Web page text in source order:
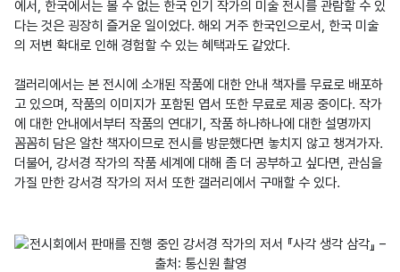
에서, 한국에서는 볼 수 없는 한국 인기 작가의 미술 전시를 관람할 수 있
다는 것은 굉장히 즐거운 일이었다. 해외 거주 한국인으로서, 한국 미술
의 저변 확대로 인해 경험할 수 있는 혜택과도 같았다.
갤러리에서는 본 전시에 소개된 작품에 대한 안내 책자를 무료로 배포하
고 있으며, 작품의 이미지가 포함된 엽서 또한 무료로 제공 중이다. 작가
에 대한 안내에서부터 작품의 연대기, 작품 하나하나에 대한 설명까지
꼼꼼히 담은 알찬 책자이므로 전시를 방문했다면 놓치지 않고 챙겨가자.
더불어, 강서경 작가의 작품 세계에 대해 좀 더 공부하고 싶다면, 관심을